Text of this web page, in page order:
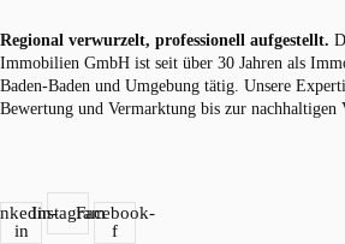
Regional verwurzelt, professionell aufgestellt.
Immobilien GmbH ist seit über 30 Jahren als
Baden-Baden und Umgebung tätig. Unsere
Bewertung und Vermarktung bis zur
in
InstagramFacebook-
f